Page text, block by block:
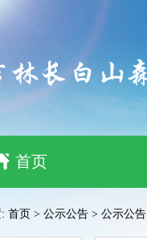
首页
首页 > 公示公告 > 公示公告